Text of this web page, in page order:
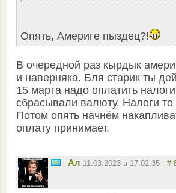
Опять, Америге пыздец?!
В очередной раз кырдык
и наверняка. Бля старик ты
15 марта надо оплатить
сбрасывали валюту. Налоги то
Потом опять начнём
оплату принимает.
Ал 11.03.2023 в 17:02:35 #